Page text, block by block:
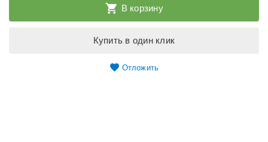
В корзину
Купить в один клик
Отложить